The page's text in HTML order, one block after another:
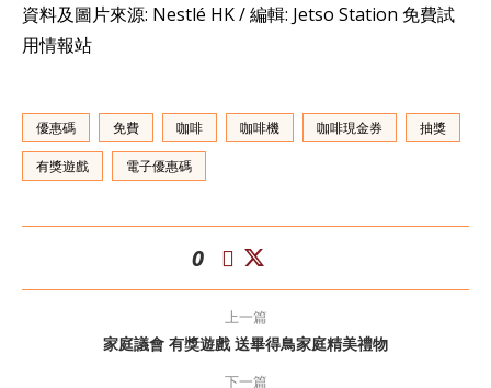
資料及圖片來源: Nestlé HK / 編輯: Jetso Station 免費試
用情報站
優惠碼 免費 咖啡 咖啡機 咖啡現金券 抽獎
有獎遊戲 電子優惠碼
0
上一篇
家庭議會 有獎遊戲 送畢得鳥家庭精美禮物
下一篇